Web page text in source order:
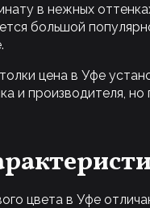
в нежных
большой
цена в Уфе
и производителя,
цвета в Уфе